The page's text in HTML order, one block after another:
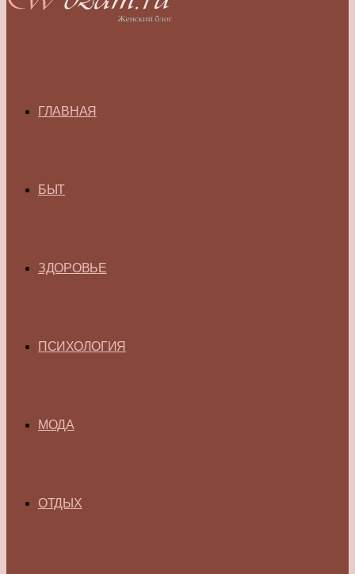
ГЛАВНАЯ
БЫТ
ЗДОРОВЬЕ
ПСИХОЛОГИЯ
МОДА
ОТДЫХ